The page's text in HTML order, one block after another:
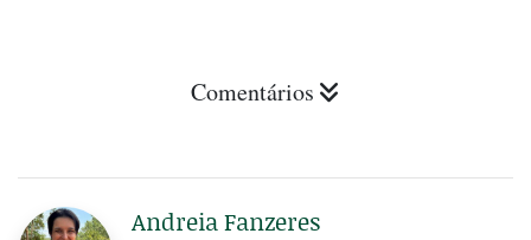
Comentários
Andreia Fanzeres